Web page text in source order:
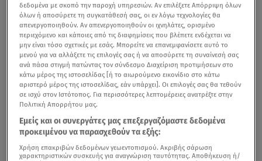
δεδομένα με σκοπό την παροχή υπηρεσιών. Αν επιλέξετε Απόρριψη όλων
όλων ή αποσύρετε τη συγκατάθεσή σας, οι εν λόγω τεχνολογίες θα
απενεργοποιηθούν. Αν απενεργοποιηθούν οι ιχνηλάτες, ορισμένο
περιεχόμενο και κάποιες από τις διαφημίσεις που βλέπετε ενδέχεται να
μην είναι τόσο σχετικές με εσάς. Μπορείτε να επανεμφανίσετε αυτό το
μενού για να αλλάξετε τις επιλογές σας ή να αποσύρετε τη συναίνεσή σας
ανά πάσα στιγμή πατώντας τον σύνδεσμο Διαχείριση προτιμήσεων στο
κάτω μέρος της ιστοσελίδας [ή το αιωρούμενο εικονίδιο στο κάτω
αριστερό μέρος της ιστοσελίδας, εάν υπάρχει]. Οι επιλογές σας θα τεθούν
σε ισχύ στον Ιστότοπος. Για περισσότερες λεπτομέρειες ανατρέξτε στην
Πολιτική Απορρήτου μας.
Εμείς και οι συνεργάτες μας επεξεργαζόμαστε δεδομένα
προκειμένου να παρασχεθούν τα εξής:
Χρήση επακριβών δεδομένων γεωεντοπισμού. Ακριβής σάρωση
χαρακτηριστικών συσκευής για αναγνώριση ταυτότητας. Αποθήκευση ή/